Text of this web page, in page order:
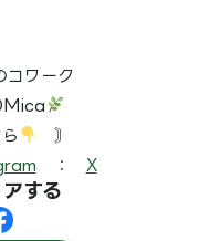
コワーク
️〙
： X
する